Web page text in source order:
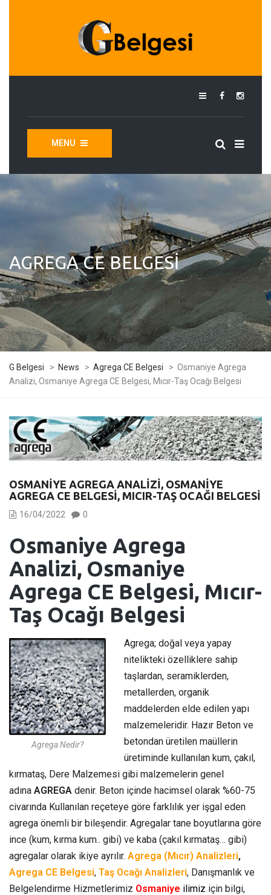
MENU
AGREGA CE BELGESI
G Belgesi > News > Agrega CE Belgesi > Osmaniye Agrega
Analizi, Osmaniye Agrega CE Belgesi, Mıcır-Taş Ocağı Belgesi
OSMANIYE AGREGA ANALIZI, OSMANIYE
AGREGA CE BELGESI, MICIR-TAŞ OCAĞI BELGESI
16/04/2022 0
Osmaniye Agrega
Analizi, Osmaniye
Agrega CE Belgesi, Mıcır-
Taş Ocağı Belgesi
Agrega Nedir?
Agrega; doğal veya yapay
nitelikteki özelliklere sahip
taşlardan, seramiklerden,
metallerden, organik
maddelerden elde edilen yapı
malzemeleridir. Hazır Beton ve
betondan üretilen maüllerin
üretiminde kullanılan kum, çakıl,
kırmataş, Dere Malzemesi gibi malzemelerin genel
adına AGREGA denir. Beton içinde hacimsel olarak %60-75
civarında Kullanılan reçeteye göre farklılık yer işgal eden
agrega önemli bir bileşendir. Agregalar tane boyutlarına göre
ince (kum, kırma kum.. gibi) ve kaba (çakıl kırmataş… gibi)
agregalar olarak ikiye ayrılır. Agrega (Mıcır) Analizleri,
Agrega CE Belgesi, Taş Ocağı Analizleri, Danışmanlık ve
Belgelendirme Hizmetlerimiz Osmaniye ilimiz için bilgi,